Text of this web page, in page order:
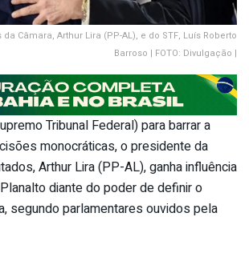
Câmara, Arthur Lira (PP-AL), e do STF, Luís Roberto
Barroso | FOTO: Divulgação |
Tribunal Federal) para barrar a
monocráticas, o presidente da
Arthur Lira (PP-AL), ganha influência
diante do poder de definir o
segundo parlamentares ouvidos pela